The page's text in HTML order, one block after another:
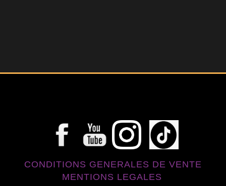
CONDITIONS GENERALES DE VENTE
MENTIONS LEGALES